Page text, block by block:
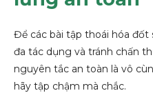
Để các bài tập thoái hóa
đa tác dụng và tránh chấn
nguyên tắc an toàn là vô
hãy tập chậm mà chắc.